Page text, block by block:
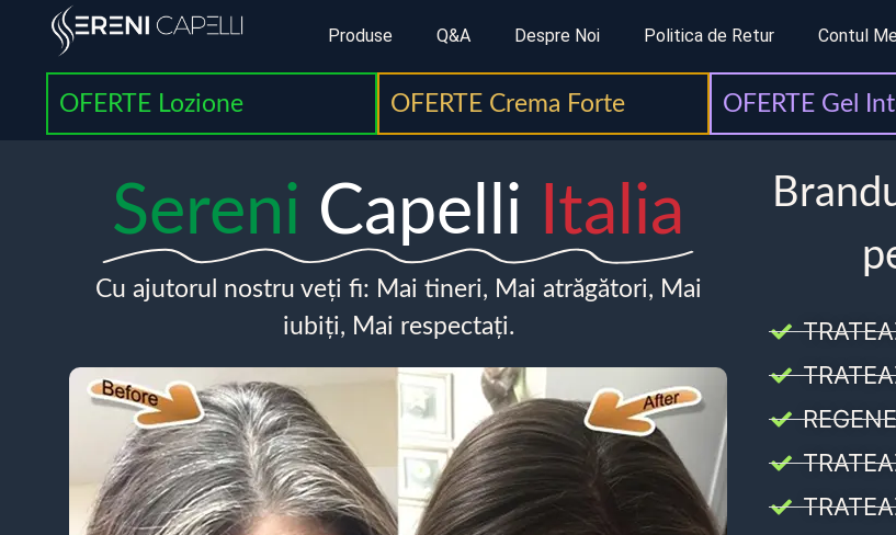
Produse Q&A Despre Noi Politica de Retur Contul
OFERTE Lozione OFERTE Crema Forte OFERTE Gel
Sereni Capelli Italia
Cu ajutorul nostru veți fi: Mai tineri, Mai atrăgători, Mai
iubiți, Mai respectați.